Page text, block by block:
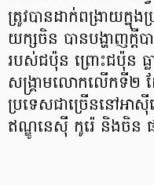
ត្រូវបានដាក់ពង្រាយក្នុ
យក្សចិន បានបង្ហាញក្ដីប
របស់ជប៉ុន ព្រោះជប៉ុន ធ្ល
សង្គ្រាមលោកលើកទី២
ប្រទេសជាច្រើននៅអ
ឥណ្ឌូនេស៊ី កូរ៉េ និងចិន